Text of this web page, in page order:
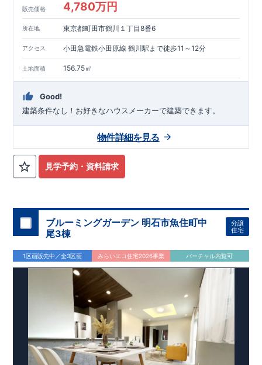
1.2倍の暴風に対しても損傷を生じないことで耐風最高等級
取得しています。 ■自社一貫体制もっと詳しく 東栄住宅は土
地の仕入れ、設計、施工、販売、メンテナンスまで、すべての
プロセスに携わっています。 ■ アフターサポート
快適に暮らすことができる住宅の品質を長期にわたり
維持するには、定期的な点検を実施することが重要です。
60年間の保証制度がございます。もちろん、定期点検以外でも
販売価格 4,780万円
所在地 東京都町田市鶴川１丁目8番6
アクセス 小田急電鉄小田原線 鶴川駅まで徒歩11～12分
土地面積 156.75㎡
Good!
建築条件なし！​お好きなハウスメーカーで建築できます。
見学予約・資料請求
物件詳細を見る
ブルーミングガーデン 明石市魚住町中
尾3棟
分譲
住宅
1区画販売中／全3区画 みらいエコ住宅2026事業 バーチャル内覧可